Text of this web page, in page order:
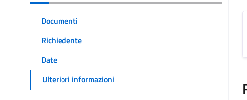
Documenti
Richiedente
Date
Ulteriori informazioni